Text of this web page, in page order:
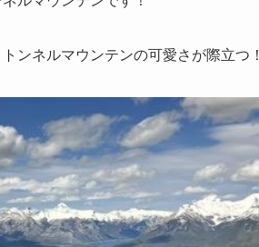
ンネルマウンテンの可愛さが際立つ！